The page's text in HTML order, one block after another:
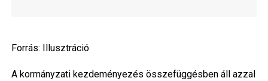
Forrás: Illusztráció
A kormányzati kezdeményezés összefüggésben áll azzal